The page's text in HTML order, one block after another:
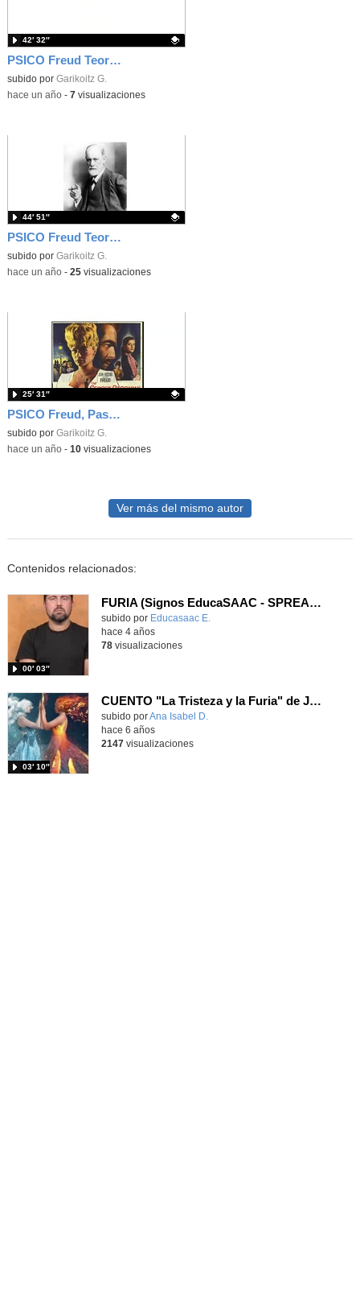
PSICO Freud Teoría 2
Contenido educativo.
subido por Garikoitz G.
42′ 32″
-hace un año- 7 visualizaciones
PSICO Freud Teoría 1
Contenido educativo.
subido por Garikoitz G.
44′ 51″
-hace un año- 25visualizaciones
PSICO Freud, Pasión secreta 3
Contenido educativo.
subido por Garikoitz G.
25′ 31″
-hace un año- 10visualizaciones
Ver más del mismo autor
Contenidos relacionados:
FURIA (Signos EducaSAAC - SPREADTHESIGN)
Contenido educativo.
subido por Educasaac E.
00′ 03″
hace 4 años
78visualizaciones
CUENTO "La Tristeza y la Furia" de Jorge Bucay
subido porAna Isabel D.
03′ 10″
hace 6 años
2147visualizaciones